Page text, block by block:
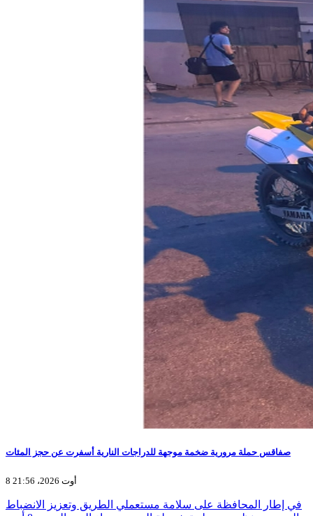
صفاقس حملة مرورية ضخمة موجهة للدراجات النارية أسفرت عن حجز المئات
8 أوت 2026، 21:56
في إطار المحافظة على سلامة مستعملي الطريق وتعزيز الانضباط